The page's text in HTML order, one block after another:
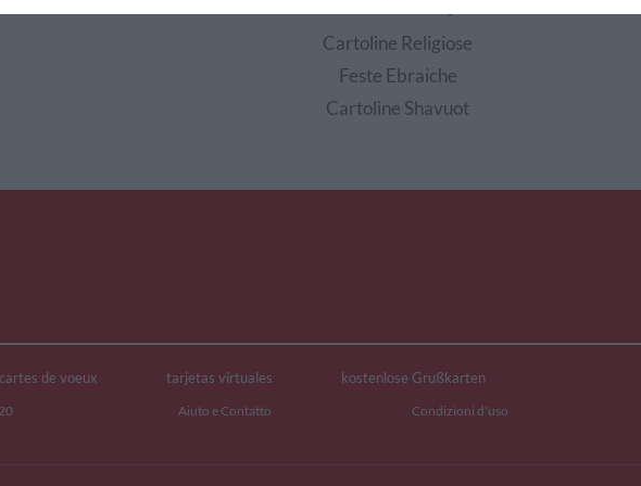
Cartoline Religiose
Feste Ebraiche
Cartoline Shavuot
cartes de voeux tarjetas virtuales kostenlose Grußkarten
Aiuto e Contatto Condizioni d'uso